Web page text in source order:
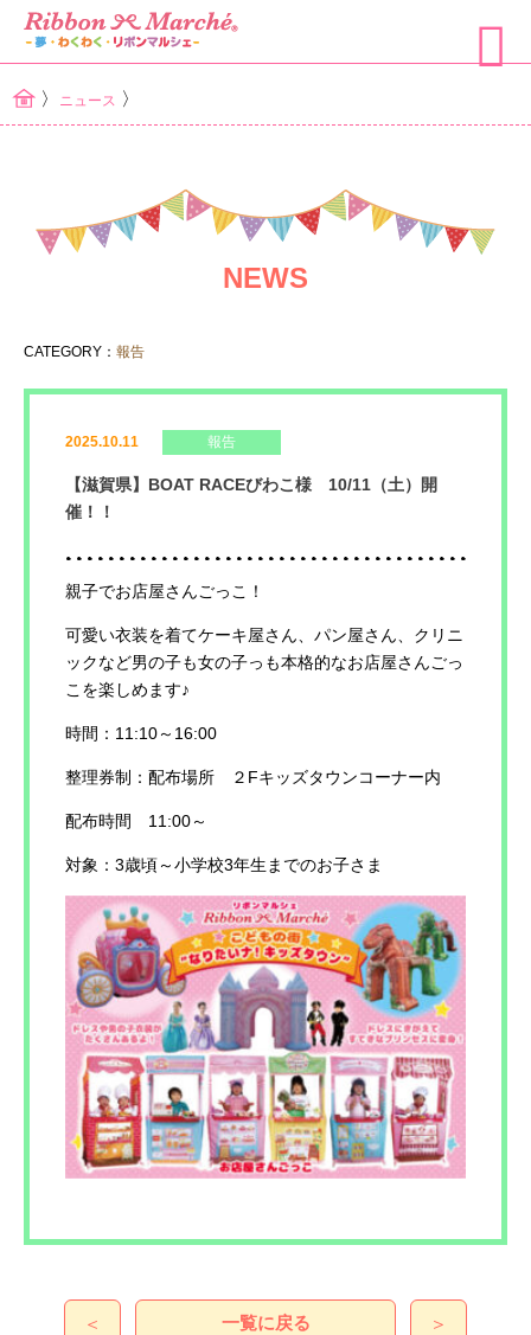
〉 ニュース 〉
NEWS
CATEGORY： 報告
2025.10.11 報告
【滋賀県】BOAT RACEびわこ様 10/11（土）開
催！！
親子でお店屋さんごっこ！
可愛い衣装を着てケーキ屋さん、パン屋さん、クリニ
ックなど男の子も女の子っも本格的なお店屋さんごっ
こを楽しめます♪
時間：11:10～16:00
整理券制：配布場所 ２Fキッズタウンコーナー内
配布時間 11:00～
対象：3歳頃～小学校3年生までのお子さま
＜ 一覧に戻る ＞